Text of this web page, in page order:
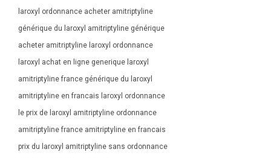
laroxyl ordonnance acheter amitriptyline
générique du laroxyl amitriptyline générique
acheter amitriptyline laroxyl ordonnance
laroxyl achat en ligne generique laroxyl
amitriptyline france générique du laroxyl
amitriptyline en francais laroxyl ordonnance
le prix de laroxyl amitriptyline ordonnance
amitriptyline france amitriptyline en francais
prix du laroxyl amitriptyline sans ordonnance